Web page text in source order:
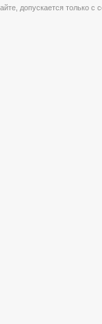
допускается только с